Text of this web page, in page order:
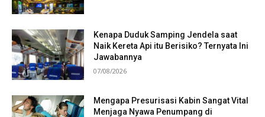
Kenapa Duduk Samping Jendela saat
Naik Kereta Api itu Berisiko? Ternyata Ini
Jawabannya
07/08/2026
Mengapa Presurisasi Kabin Sangat Vital
Menjaga Nyawa Penumpang di